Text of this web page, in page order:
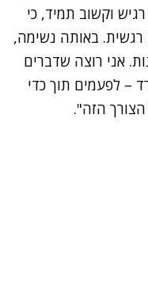
וקשוב תמיד, כי
באותה נשימה,
אני רוצה שדברים
– לפעמים תוך כדי
הזה".